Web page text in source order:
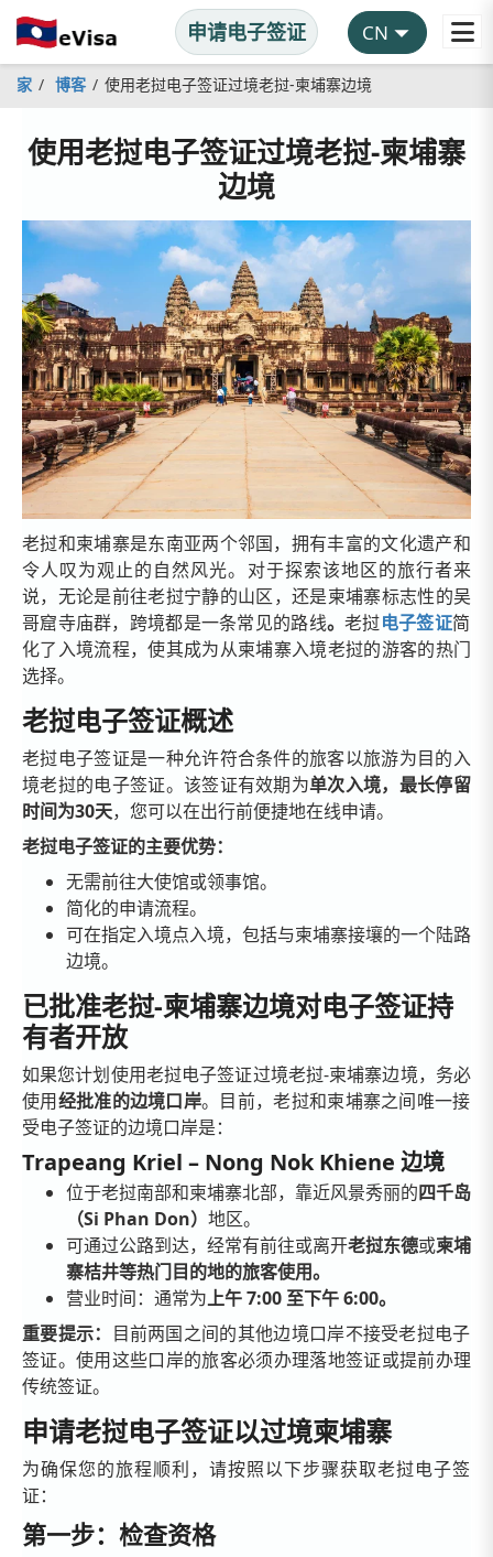
申请电子签证
家 博客 使用老挝电子签证过境老挝-柬埔寨边境
使用老挝电子签证过境老挝-柬埔寨
边境
老挝和柬埔寨是东南亚两个邻国，拥有丰富的文化遗产和
令人叹为观止的自然风光。对于探索该地区的旅行者来
说，无论是前往老挝宁静的山区，还是柬埔寨标志性的吴
哥窟寺庙群，跨境都是一条常见的路线。老挝电子签证简
化了入境流程，使其成为从柬埔寨入境老挝的游客的热门
选择。
老挝电子签证概述
老挝电子签证是一种允许符合条件的旅客以旅游为目的入
境老挝的电子签证。该签证有效期为单次入境，最长停留
时间为30天，您可以在出行前便捷地在线申请。
老挝电子签证的主要优势：
无需前往大使馆或领事馆。
简化的申请流程。
可在指定入境点入境，包括与柬埔寨接壤的一个陆路
边境。
已批准老挝-柬埔寨边境对电子签证持
有者开放
如果您计划使用老挝电子签证过境老挝-柬埔寨边境，务必
使用经批准的边境口岸。目前，老挝和柬埔寨之间唯一接
受电子签证的边境口岸是：
Trapeang Kriel – Nong Nok Khiene 边境
位于老挝南部和柬埔寨北部，靠近风景秀丽的四千岛
（Si Phan Don） 地区。
可通过公路到达，经常有前往或离开老挝东德或柬埔
寨桔井等热门目的地的旅客使用。
营业时间：通常为上午 7:00 至下午 6:00。
重要提示： 目前两国之间的其他边境口岸不接受老挝电子
签证。使用这些口岸的旅客必须办理落地签证或提前办理
传统签证。
申请老挝电子签证以过境柬埔寨
为确保您的旅程顺利，请按照以下步骤获取老挝电子签
证：
第一步：检查资格